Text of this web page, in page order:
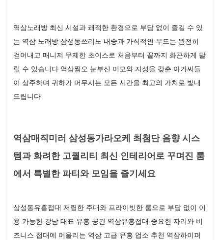
역삼노래방 최신 시설과 쾌적한 환경으로 부담 없이 즐길 수 있
는 역삼 노래방 삼성동쓰리노 내숭과 가식적인 무드는 완전히
걷어내고 매니저 무제한 초이스로 처음부터 끝까지 화끈하게 달
릴 수 있습니다 역삼쩜오 눈부신 미모와 지성을 갖춘 아가씨들
이 상주하며 귀하가 머무시는 모든 시간을 최고의 가치로 빛내
드립니다
역삼매직미러 삼성동가라오케 최첨단 음향 시스
템과 화려한 고퀄리티 최신 인테리어로 꾸며진 룸
에서 특별한 파티와 모임을 즐기세요
삼성동유흥접대 저렴한 주대와 프라이빗한 룸으로 부담 없이 이
용 가능한 강남 대표 유흥 공간 역삼유흥접대 중요한 자리와 비
즈니스 접대에 어울리는 역삼 고급 유흥 업소 추천 역삼하이퍼